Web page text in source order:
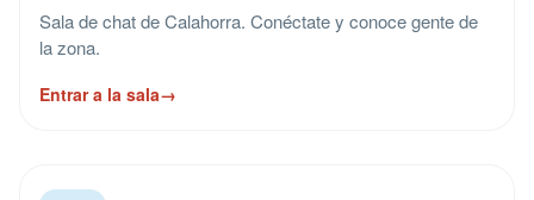
Sala de chat de Calahorra. Conéctate y conoce gente de
la zona.
Entrar a la sala→